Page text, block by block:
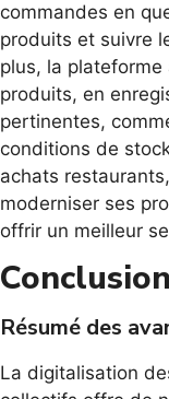
commandes en
produits et suivre
plus, la
produits, en
pertinentes,
conditions de
achats
moderniser ses
offrir un meilleur
Conclusion
Résumé des
La digitalisation